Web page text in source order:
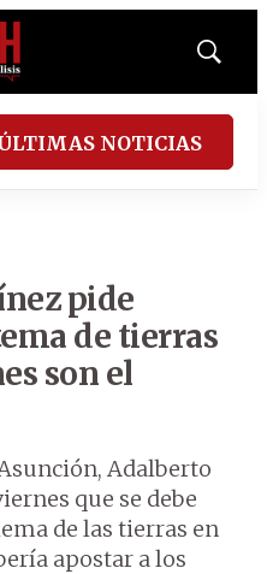
Mostrar
NOTICIAS
pide
de tierras
son el
Adalberto
que se debe
de las tierras en
apostar a los